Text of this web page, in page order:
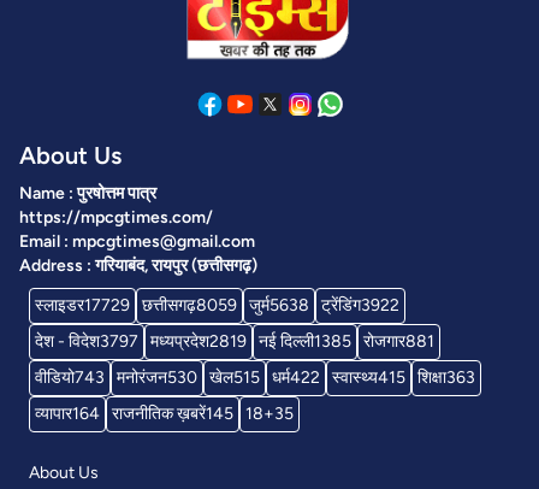
About Us
Name : पुरषोत्तम पात्र
https://mpcgtimes.com/
Email : mpcgtimes@gmail.com
Address : गरियाबंद, रायपुर (छत्तीसगढ़)
स्लाइडर17729 छत्तीसगढ़8059 जुर्म5638 ट्रेंडिंग3922
देश - विदेश3797 मध्यप्रदेश2819 नई दिल्ली1385 रोजगार881
वीडियो743 मनोरंजन530 खेल515 धर्म422 स्वास्थ्य415 शिक्षा363
व्यापार164 राजनीतिक ख़बरें145 18+35
About Us